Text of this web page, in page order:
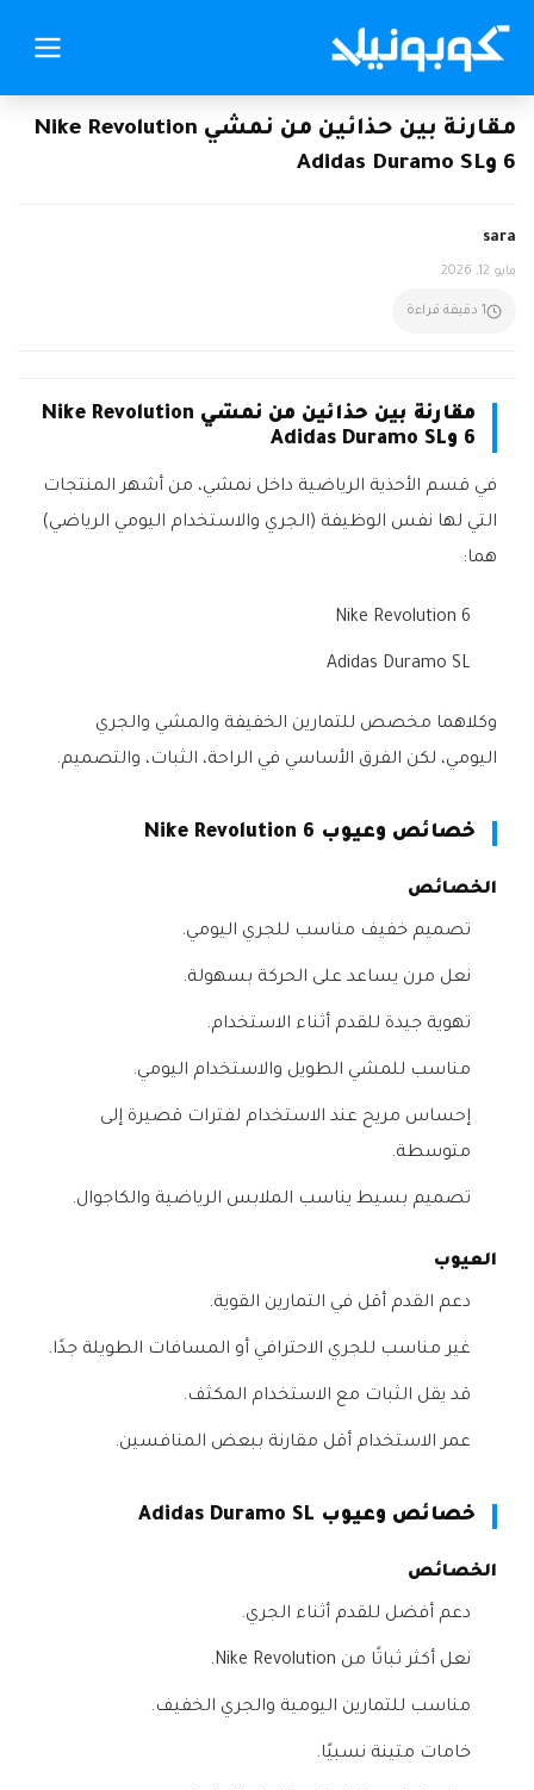
مقارنة بين حذائين من نمشي Nike Revolution
6 وAdidas Duramo SL
sara
مايو 12, 2026
1 دقيقة قراءة
مقارنة بين حذائين من نمشي Nike Revolution
6 وAdidas Duramo SL
في قسم الأحذية الرياضية داخل نمشي، من أشهر المنتجات
التي لها نفس الوظيفة (الجري والاستخدام اليومي الرياضي)
هما:
Nike Revolution 6
Adidas Duramo SL
وكلاهما مخصص للتمارين الخفيفة والمشي والجري
اليومي، لكن الفرق الأساسي في الراحة، الثبات، والتصميم.
خصائص وعيوب Nike Revolution 6
الخصائص
تصميم خفيف مناسب للجري اليومي.
نعل مرن يساعد على الحركة بسهولة.
تهوية جيدة للقدم أثناء الاستخدام.
مناسب للمشي الطويل والاستخدام اليومي.
إحساس مريح عند الاستخدام لفترات قصيرة إلى
متوسطة.
تصميم بسيط يناسب الملابس الرياضية والكاجوال.
العيوب
دعم القدم أقل في التمارين القوية.
غير مناسب للجري الاحترافي أو المسافات الطويلة جدًا.
قد يقل الثبات مع الاستخدام المكثف.
عمر الاستخدام أقل مقارنة ببعض المنافسين.
خصائص وعيوب Adidas Duramo SL
الخصائص
دعم أفضل للقدم أثناء الجري.
نعل أكثر ثباتًا من Nike Revolution.
مناسب للتمارين اليومية والجري الخفيف.
خامات متينة نسبيًا.